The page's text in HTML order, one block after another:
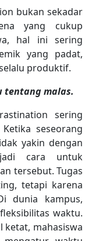
bukan sekadar
yang cukup
hal ini sering
yang padat,
produktif.
tentang malas.
sering
seseorang
yakin dengan
cara untuk
tersebut. Tugas
tetapi karena
dunia kampus,
waktu.
ketat, mahasiswa